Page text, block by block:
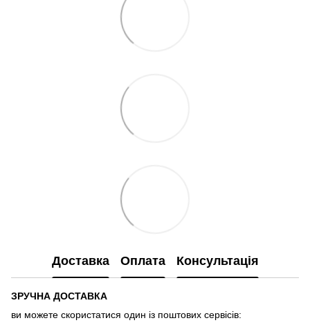
Доставка Оплата Консультація
ЗРУЧНА ДОСТАВКА
ви можете скористатися один із поштових сервісів: